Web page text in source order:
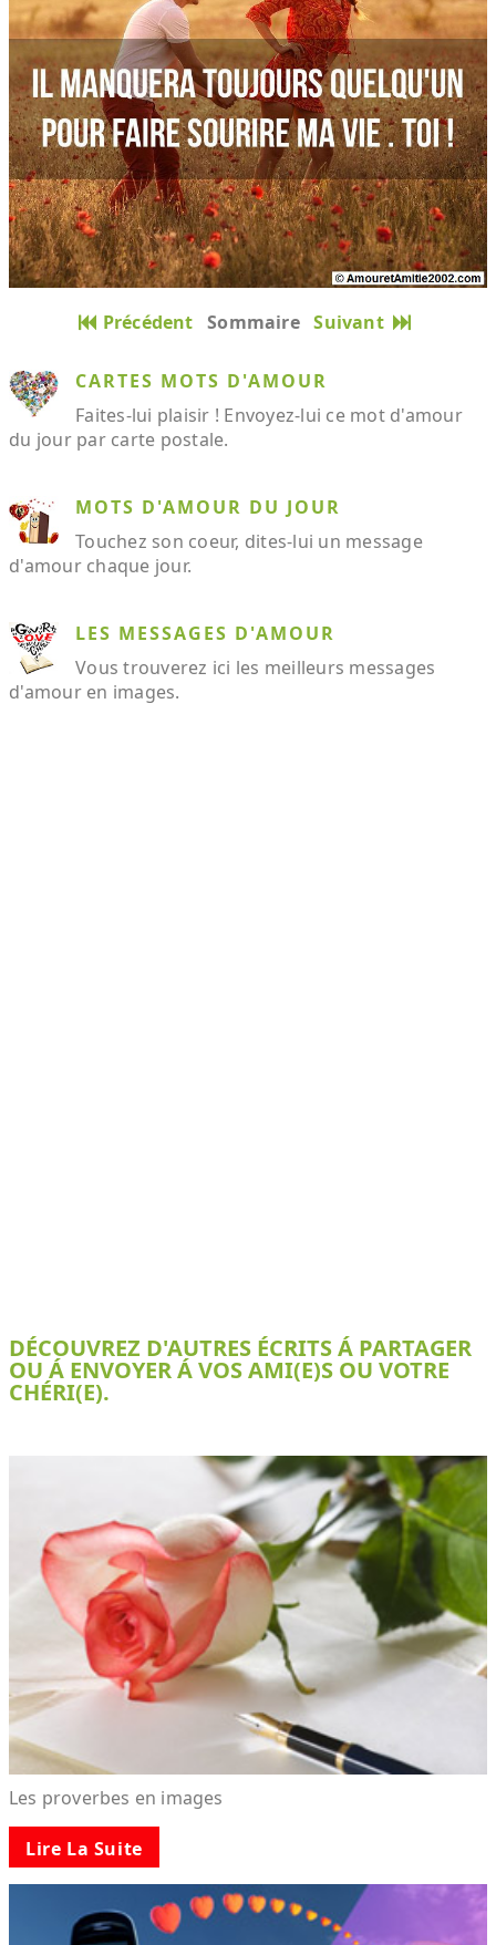
Précédent Sommaire Suivant
CARTES MOTS D'AMOUR
Faites-lui plaisir ! Envoyez-lui ce mot d'amour
du jour par carte postale.
MOTS D'AMOUR DU JOUR
Touchez son coeur, dites-lui un message
d'amour chaque jour.
LES MESSAGES D'AMOUR
Vous trouverez ici les meilleurs messages
d'amour en images.
DÉCOUVREZ D'AUTRES ÉCRITS Á PARTAGER
OU Á ENVOYER Á VOS AMI(E)S OU VOTRE
CHÉRI(E).
Les proverbes en images
Lire La Suite